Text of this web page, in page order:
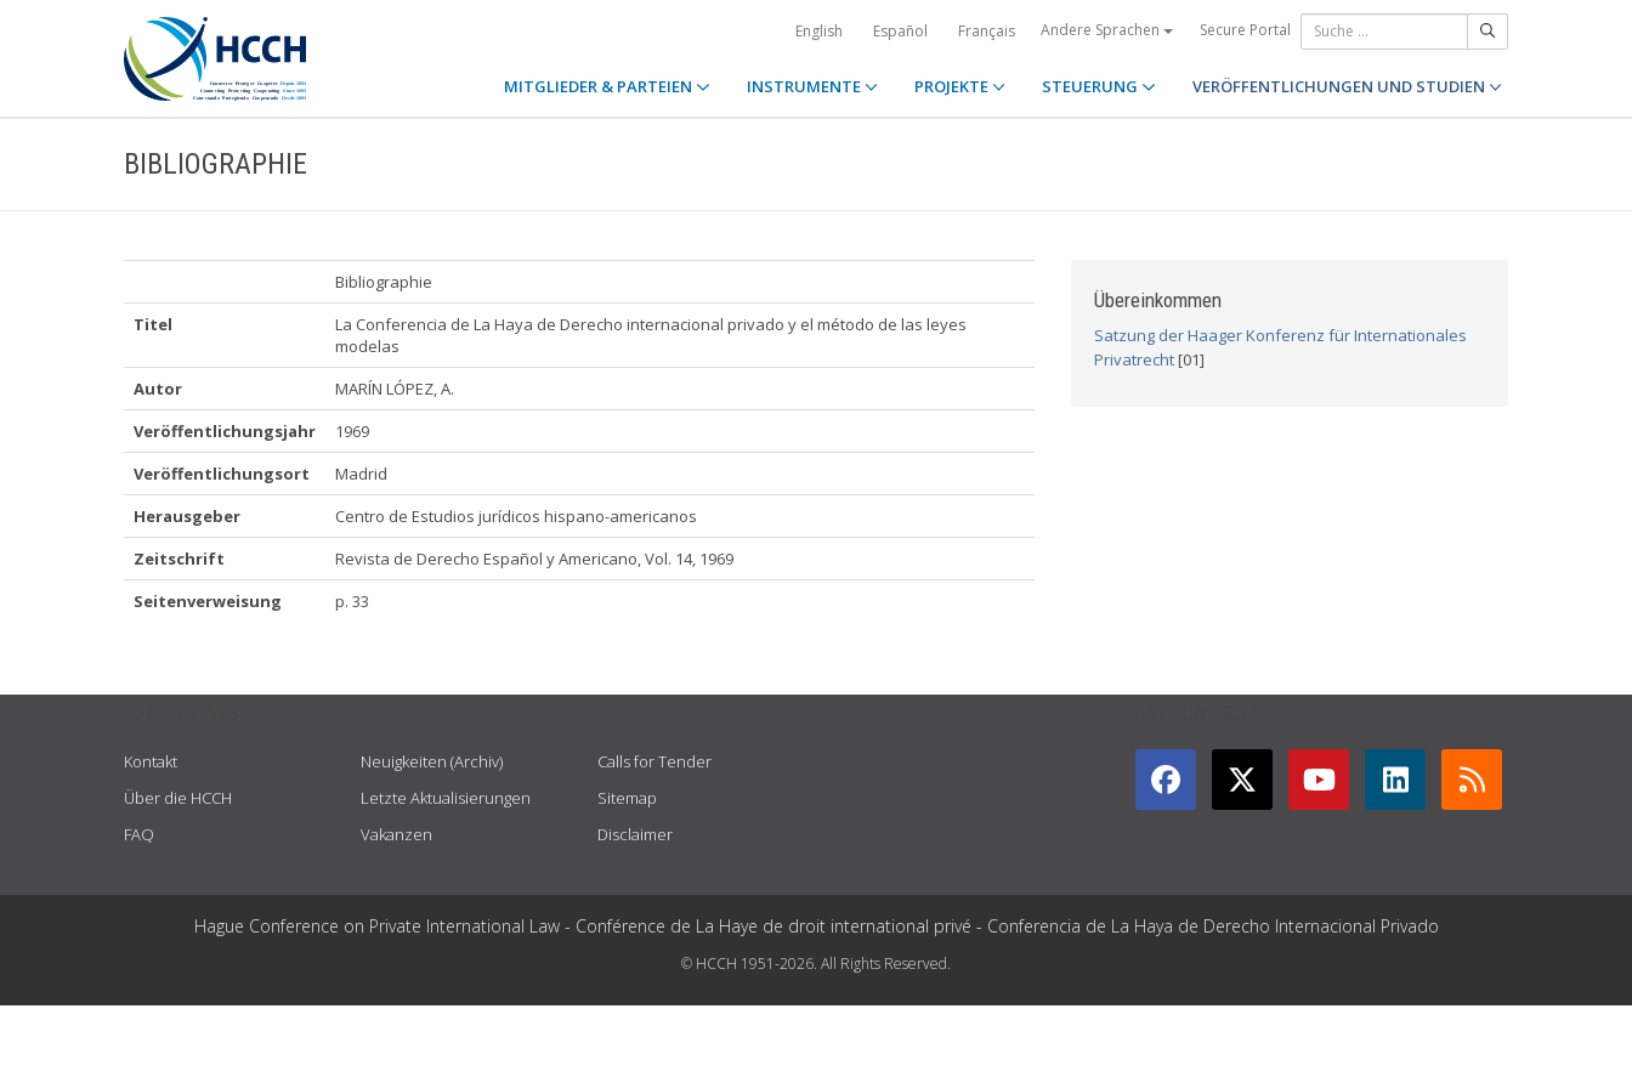
English Español Français Andere Sprachen Secure Portal
MITGLIEDER & PARTEIEN INSTRUMENTE PROJEKTE STEUERUNG VERÖFFENTLICHUNGEN UND STUDIEN
BIBLIOGRAPHIE
Bibliographie
Titel
La Conferencia de La Haya de Derecho internacional privado y el método de las leyes
modelas
Autor
MARÍN LÓPEZ, A.
Veröffentlichungsjahr
1969
Veröffentlichungsort
Madrid
Herausgeber
Centro de Estudios jurídicos hispano-americanos
Zeitschrift
Revista de Derecho Español y Americano, Vol. 14, 1969
Seitenverweisung
p. 33
Übereinkommen
Satzung der Haager Konferenz für Internationales
Privatrecht[01]
Kontakt
Über die HCCH
FAQ
Neuigkeiten (Archiv)
Letzte Aktualisierungen
Vakanzen
Calls for Tender
Sitemap
Disclaimer
Hague Conference on Private International Law - Conférence de La Haye de droit international privé - Conferencia de La Haya de Derecho Internacional Privado
© HCCH 1951-2026. All Rights Reserved.